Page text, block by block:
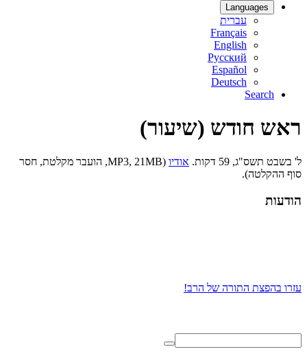
Languages
עברית
Français
English
Русский
Español
Deutsch
Search
ראש חודש (שיעור)
ל' בשבט תשס"ג, 59 דקות. אודיו
(MP3, 21MB, הועבר מקלטת, חסר
סוף ההקלטה).
הודעות
עזרו בהפצת התורה של הרב!